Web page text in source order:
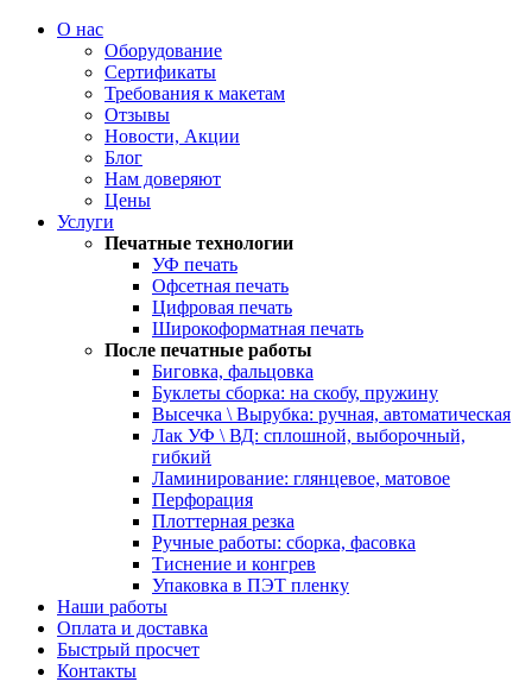
О нас
Оборудование
Сертификаты
Требования к макетам
Отзывы
Новости, Акции
Блог
Нам доверяют
Цены
Услуги
Печатные технологии
УФ печать
Офсетная печать
Цифровая печать
Широкоформатная печать
После печатные работы
Биговка, фальцовка
Буклеты сборка: на скобу, пружину
Высечка \ Вырубка: ручная, автоматическая
Лак УФ \ ВД: сплошной, выборочный,
гибкий
Ламинирование: глянцевое, матовое
Перфорация
Плоттерная резка
Ручные работы: сборка, фасовка
Тиснение и конгрев
Упаковка в ПЭТ пленку
Наши работы
Оплата и доставка
Быстрый просчет
Контакты